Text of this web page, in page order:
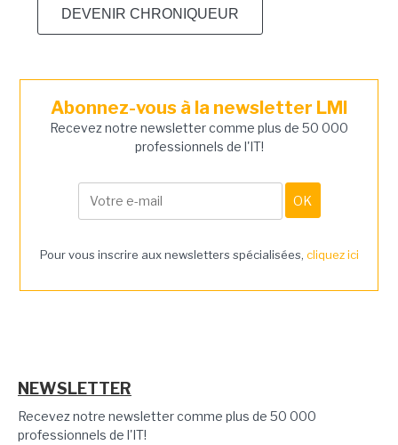
DEVENIR CHRONIQUEUR
Abonnez-vous à la newsletter LMI
Recevez notre newsletter comme plus de 50 000
professionnels de l'IT!
Pour vous inscrire aux newsletters spécialisées, cliquez ici
NEWSLETTER
Recevez notre newsletter comme plus de 50 000
professionnels de l'IT!